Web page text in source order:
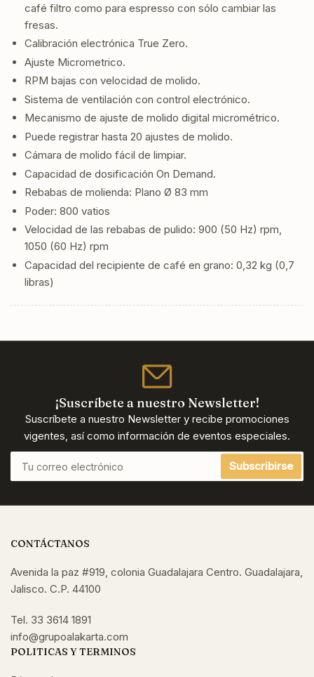
café filtro como para espresso con sólo cambiar las
fresas.
Calibración electrónica True Zero.
Ajuste Micrometrico.
RPM bajas con velocidad de molido.
Sistema de ventilación con control electrónico.
Mecanismo de ajuste de molido digital micrométrico.
Puede registrar hasta 20 ajustes de molido.
Cámara de molido fácil de limpiar.
Capacidad de dosificación On Demand.
Rebabas de molienda: Plano Ø 83 mm
Poder: 800 vatios
Velocidad de las rebabas de pulido: 900 (50 Hz) rpm,
1050 (60 Hz) rpm
Capacidad del recipiente de café en grano: 0,32 kg (0,7
libras)
¡Suscríbete a nuestro Newsletter!
Suscríbete a nuestro Newsletter y recibe promociones
vigentes, así como información de eventos especiales.
correo
electrónico
Subscribirse
CONTÁCTANOS
Avenida la paz #919, colonia Guadalajara Centro. Guadalajara,
Jalisco. C.P. 44100
Tel. 33 3614 1891
info@grupoalakarta.com
POLITICAS Y TERMINOS